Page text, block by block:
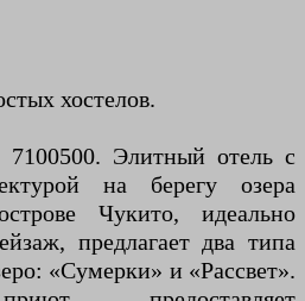
хостелов.
Элитный отель с
на берегу озера
Чукито, идеально
предлагает два типа
«Сумерки» и «Рассвет».